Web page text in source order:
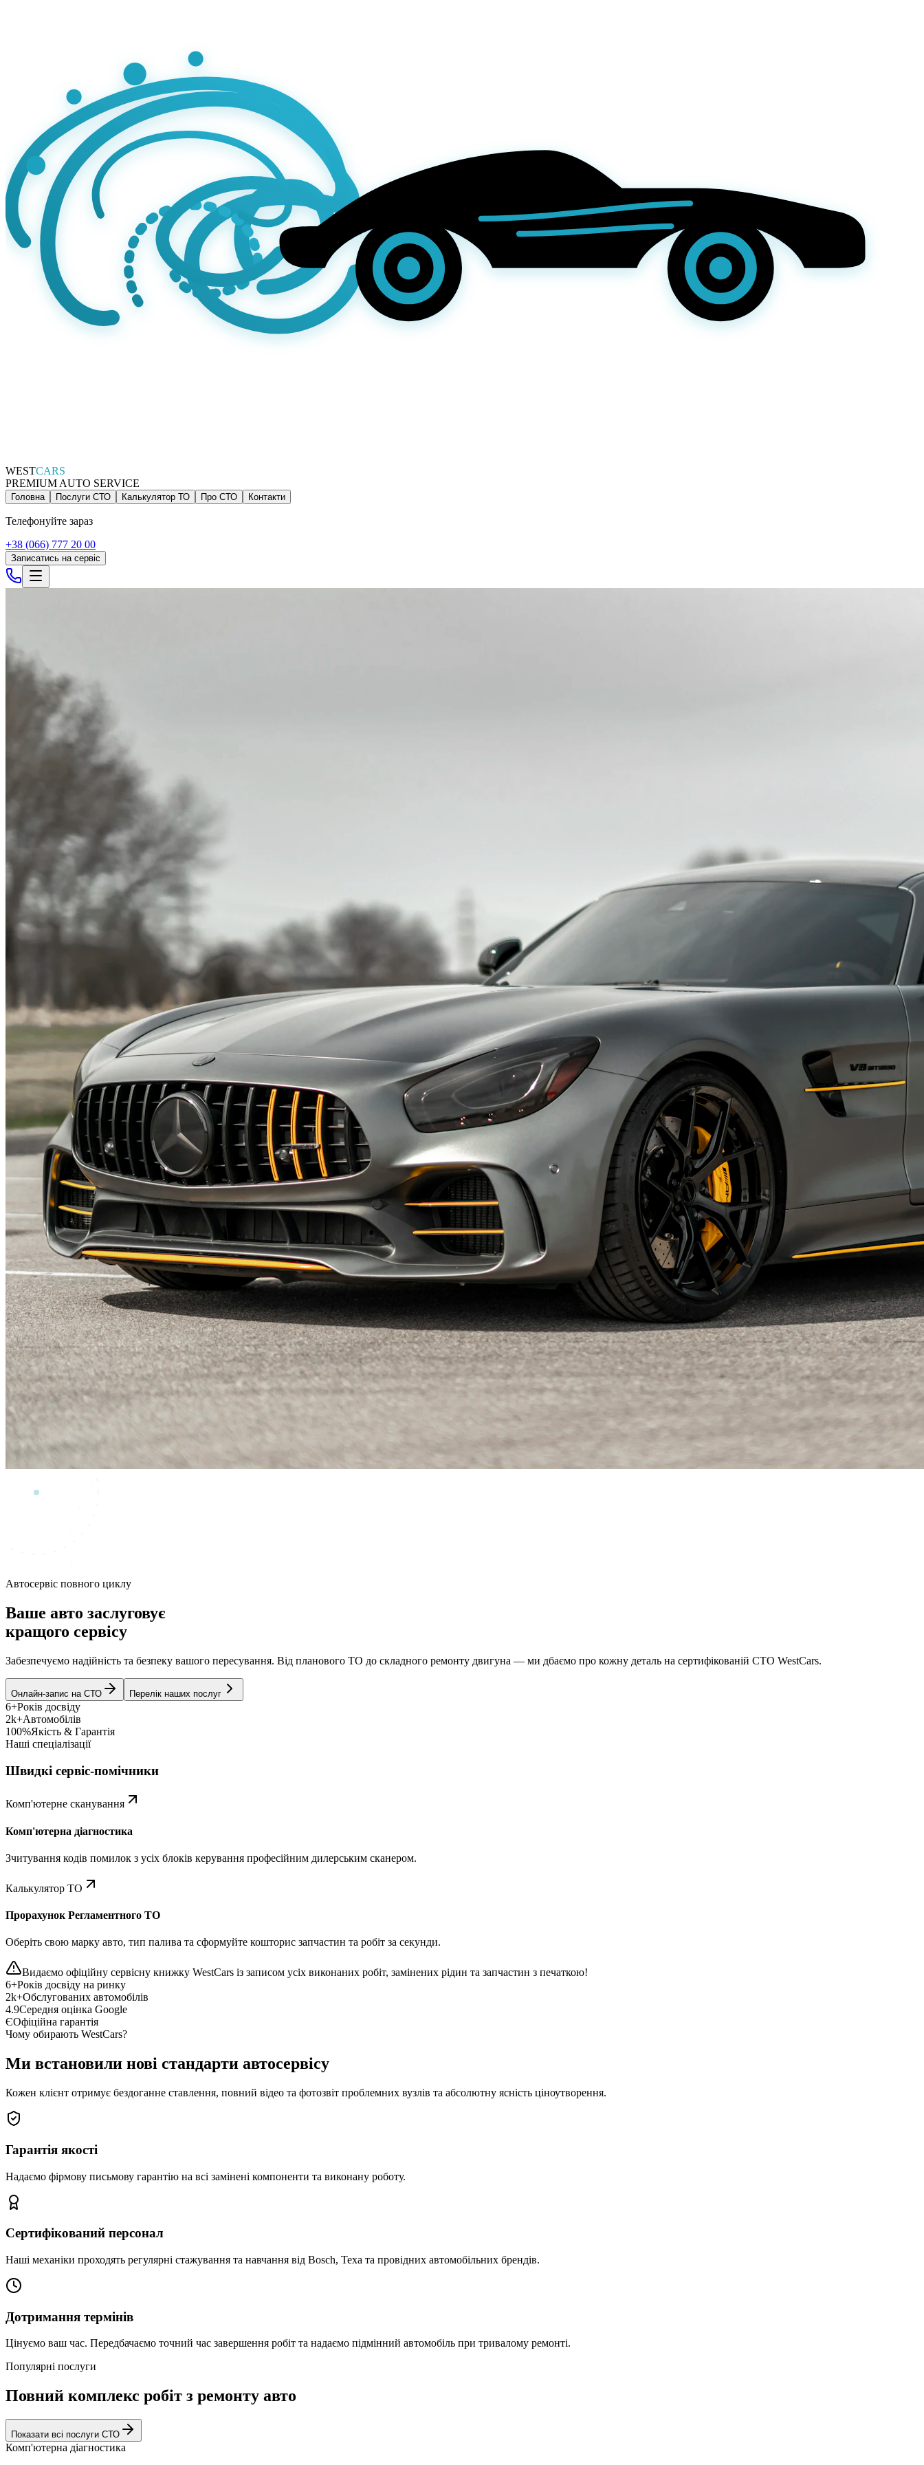
WESTCARS
PREMIUM AUTO SERVICE
Головна Послуги СТО Калькулятор ТО Про СТО Контакти
Телефонуйте зараз
+38 (066) 777 20 00
Записатись на сервіс
Автосервіс повного циклу
Ваше авто заслуговує
кращого сервісу
Забезпечуємо надійність та безпеку вашого пересування. Від планового ТО до складного ремонту двигуна — ми дбаємо про кожну деталь на сертифікованій СТО WestCars.
Онлайн-запис на СТО Перелік наших послуг
6+Років досвіду
2k+Автомобілів
100%Якість & Гарантія
Наші спеціалізації
Швидкі сервіс-помічники
Комп'ютерне сканування
Комп'ютерна діагностика
Зчитування кодів помилок з усіх блоків керування професійним дилерським сканером.
Калькулятор ТО
Прорахунок Регламентного ТО
Оберіть свою марку авто, тип палива та сформуйте кошторис запчастин та робіт за секунди.
Видаємо офіційну сервісну книжку WestCars із записом усіх виконаних робіт, замінених рідин та запчастин з печаткою!
6+Років досвіду на ринку
2k+Обслугованих автомобілів
4.9Середня оцінка Google
ЄОфіційна гарантія
Чому обирають WestCars?
Ми встановили нові стандарти автосервісу
Кожен клієнт отримує бездоганне ставлення, повний відео та фотозвіт проблемних вузлів та абсолютну ясність ціноутворення.
Гарантія якості
Надаємо фірмову письмову гарантію на всі замінені компоненти та виконану роботу.
Сертифікований персонал
Наші механіки проходять регулярні стажування та навчання від Bosch, Texa та провідних автомобільних брендів.
Дотримання термінів
Цінуємо ваш час. Передбачаємо точний час завершення робіт та надаємо підмінний автомобіль при тривалому ремонті.
Популярні послуги
Повний комплекс робіт з ремонту авто
Показати всі послуги СТО
Комп'ютерна діагностика